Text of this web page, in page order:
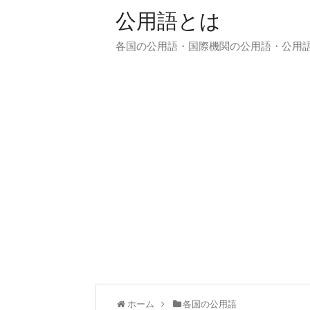
公用語とは
各国の公用語・国際機関の公用語・公用
ホーム 各国の公用語